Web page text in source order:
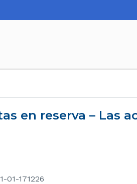
01-171226